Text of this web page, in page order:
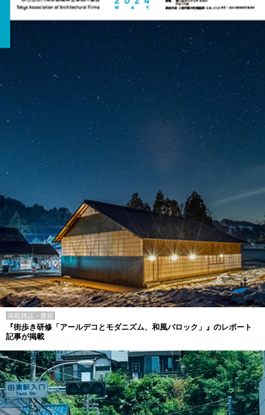
掲載雑誌・書籍
『街歩き研修「アールデコとモダニズム、和風バロック」』のレポート
記事が掲載